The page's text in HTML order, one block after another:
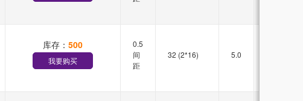
库存： 500
我要购买
0.5
间
距
32 (2*16) 5.0